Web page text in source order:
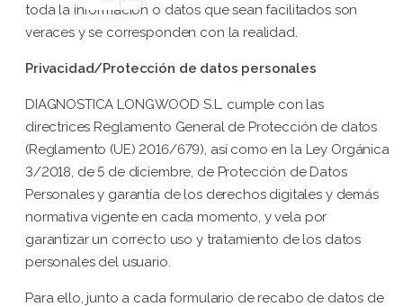
toda la información o datos que sean facilitados son
veraces y se corresponden con la realidad.
Privacidad/Protección de datos personales
DIAGNOSTICA LONGWOOD S.L. cumple con las
directrices Reglamento General de Protección de datos
(Reglamento (UE) 2016/679), así como en la Ley Orgánica
3/2018, de 5 de diciembre, de Protección de Datos
Personales y garantía de los derechos digitales y demás
normativa vigente en cada momento, y vela por
garantizar un correcto uso y tratamiento de los datos
personales del usuario.
Para ello, junto a cada formulario de recabo de datos de